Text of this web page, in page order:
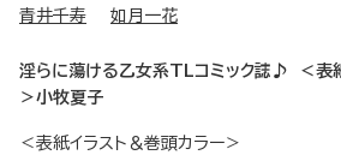
青井千寿
如月一花
淫らに蕩ける乙女系TLコミック誌♪ ＜表
＞小牧夏子
＜表紙イラスト＆巻頭カラー＞